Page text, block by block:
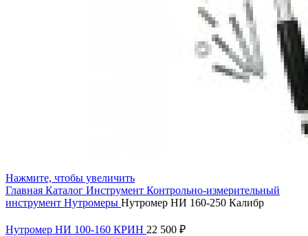
Нажмите, чтобы увеличить
Главная Каталог Инструмент Контрольно-измерительный
инструмент Нутромеры Нутромер НИ 160-250 Калибр
Нутромер НИ 100-160 КРИН 22 500 ₽